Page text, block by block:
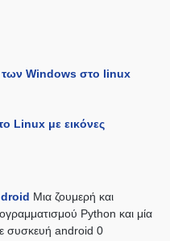
των Windows στο linux
Linux με εικόνες
Μια ζουμερή και
Python και μία
συσκευή android 0